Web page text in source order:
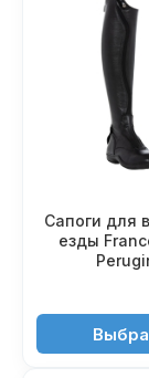
Сапоги для
езды
56'950 ₽